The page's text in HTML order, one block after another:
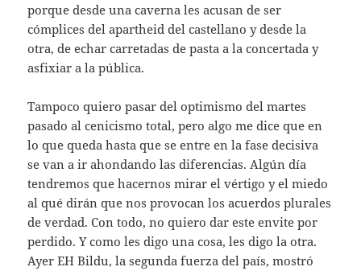
porque desde una caverna les acusan de ser
cómplices del apartheid del castellano y desde la
otra, de echar carretadas de pasta a la concertada y
asfixiar a la pública.
Tampoco quiero pasar del optimismo del martes
pasado al cenicismo total, pero algo me dice que en
lo que queda hasta que se entre en la fase decisiva
se van a ir ahondando las diferencias. Algún día
tendremos que hacernos mirar el vértigo y el miedo
al qué dirán que nos provocan los acuerdos plurales
de verdad. Con todo, no quiero dar este envite por
perdido. Y como les digo una cosa, les digo la otra.
Ayer EH Bildu, la segunda fuerza del país, mostró